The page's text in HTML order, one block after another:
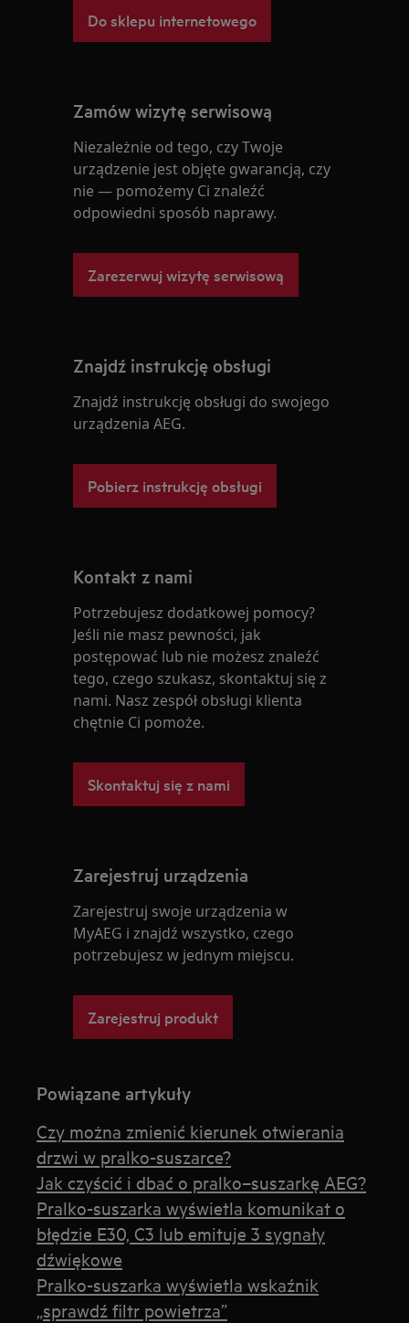
Do sklepu internetowego
Zamów wizytę serwisową
Niezależnie od tego, czy Twoje
urządzenie jest objęte gwarancją, czy
nie — pomożemy Ci znaleźć
odpowiedni sposób naprawy.
Zarezerwuj wizytę serwisową
Znajdź instrukcję obsługi
Znajdź instrukcję obsługi do swojego
urządzenia AEG.
Pobierz instrukcję obsługi
Kontakt z nami
Potrzebujesz dodatkowej pomocy?
Jeśli nie masz pewności, jak
postępować lub nie możesz znaleźć
tego, czego szukasz, skontaktuj się z
nami. Nasz zespół obsługi klienta
chętnie Ci pomoże.
Skontaktuj się z nami
Zarejestruj urządzenia
Zarejestruj swoje urządzenia w
MyAEG i znajdź wszystko, czego
potrzebujesz w jednym miejscu.
Zarejestruj produkt
Powiązane artykuły
Czy można zmienić kierunek otwierania
drzwi w pralko-suszarce?
Jak czyścić i dbać o pralko–suszarkę AEG?
Pralko-suszarka wyświetla komunikat o
błędzie E30, C3 lub emituje 3 sygnały
dźwiękowe
Pralko-suszarka wyświetla wskaźnik
„sprawdź filtr powietrza”